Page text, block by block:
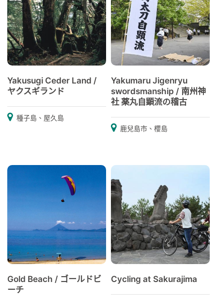
Yakusugi Ceder Land /
ヤクスギランド
種子島、屋久島
Yakumaru Jigenryu
swordsmanship / 南州神
社 薬丸自顕流の稽古
鹿兒島市、櫻島
Gold Beach / ゴールドビ
ーチ
Cycling at Sakurajima